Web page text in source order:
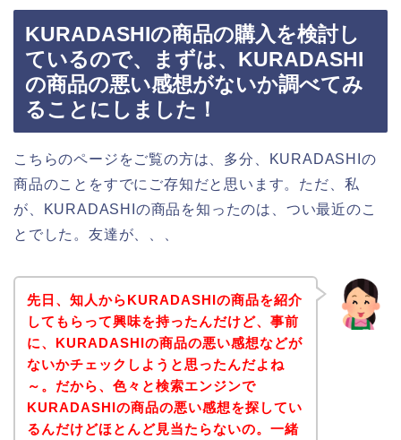
KURADASHIの商品の購入を検討し
ているので、まずは、KURADASHI
の商品の悪い感想がないか調べてみ
ることにしました！
こちらのページをご覧の方は、多分、KURADASHIの
商品のことをすでにご存知だと思います。ただ、私
が、KURADASHIの商品を知ったのは、つい最近のこ
とでした。友達が、、、
先日、知人からKURADASHIの商品を紹介
してもらって興味を持ったんだけど、事前
に、KURADASHIの商品の悪い感想などが
ないかチェックしようと思ったんだよね
～。だから、色々と検索エンジンで
KURADASHIの商品の悪い感想を探してい
るんだけどほとんど見当たらないの。一緒